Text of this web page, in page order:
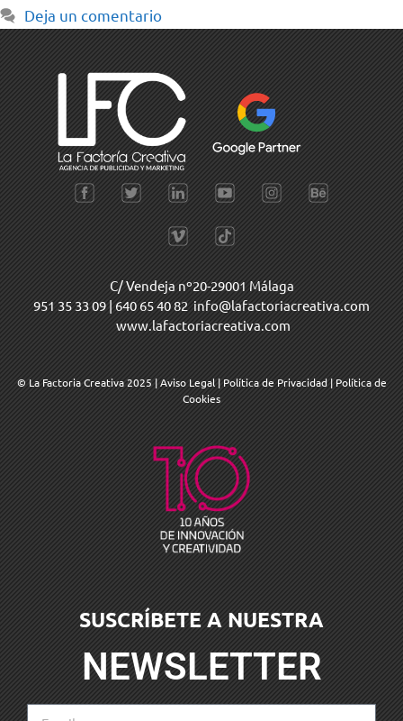
Deja un comentario
C/ Vendeja nº20-29001 Málaga
951 35 33 09 | 640 65 40 82 info@lafactoriacreativa.com
www.lafactoriacreativa.com
© La Factoria Creativa 2025 |Aviso Legal | Política de Privacidad | Política de
Cookies
SUSCRÍBETE A NUESTRA
NEWSLETTER